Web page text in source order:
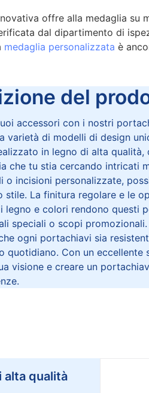
offre alla medaglia su
dal dipartimento di
medaglia personalizzata è
del
accessori con i nostri
varietà di modelli di design
in legno di alta qualità,
che tu stia cercando intricati
o incisioni personalizzate,
La finitura regolare e le
legno e colori rendono questi
speciali o scopi
ogni portachiavi sia
quotidiano. Con un eccellente
visione e creare un
alta qualità